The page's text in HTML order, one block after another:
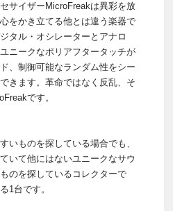
サイザーMicroFreakは異彩を放
をかき立てる他とは違う楽器で
タル・オシレーターとアナロ
ニークなポリアフタータッチが
、制御可能なランダム性をシー
きます。革命ではなく反乱、そ
です。
いものを探している場合でも、
いて他にはないユニークなサウ
のを探しているコレクターで
1台です。